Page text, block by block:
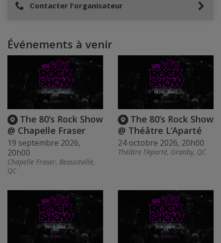
Contacter l'organisateur
Événements à venir
The 80’s Rock Show
@ Chapelle Fraser
19 septembre 2026,
20h00
Chapelle Fraser, Beauceville,
QC
The 80’s Rock Show
@ Théâtre L’Aparté
24 octobre 2026, 20h00
Théâtre l’Aparté, Granby, QC